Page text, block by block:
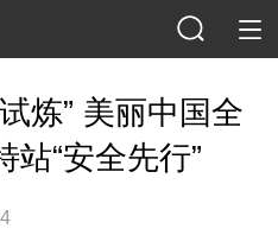
炼” 美丽中国全
站“安全先行”